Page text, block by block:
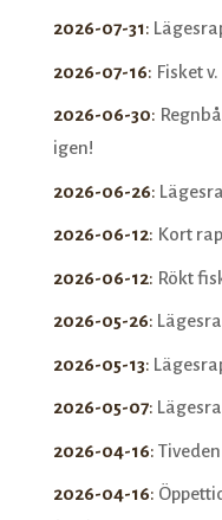
2026-07-31:
2026-07-16: Fisket
2026-06-30:
igen!
2026-06-26:
2026-06-12: Kort
2026-06-12: Rökt
2026-05-26:
2026-05-13:
2026-05-07:
2026-04-16: Tiveden
2026-04-16: